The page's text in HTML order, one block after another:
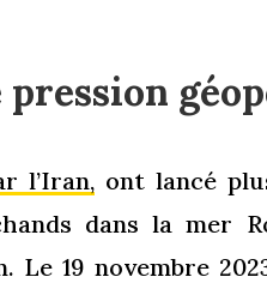
l’Iran, ont lancé
dans la mer
Le 19 novembre